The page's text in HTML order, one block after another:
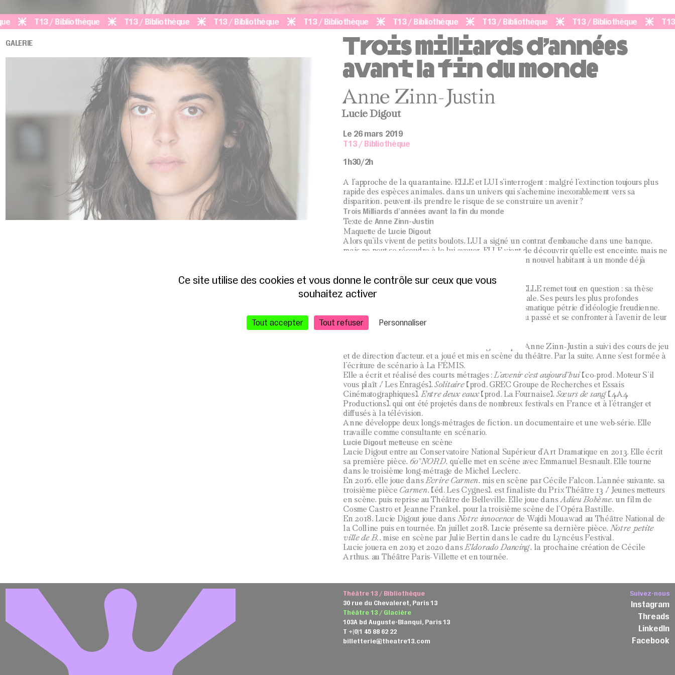
T13 / Bibliothèque T13 / Bibliothèque T13 / Bibliothèque T13 / Bibliothèque T13 / Bibliothèque T13 / Bibliothèque T13 / Bibliothèque T13 /
Trois milliards d’années
avant la fin du monde
Anne Zinn-Justin
Lucie Digout
Le 26 mars 2019
T13 / Bibliothèque
1h30/2h
A l’approche de la quarantaine, ELLE et LUI s’interrogent : malgré l’extinction toujours plus
rapide des espèces animales, dans un univers qui s’achemine inexorablement vers sa
disparition, peuvent-ils prendre le risque de se construire un avenir ?
Trois Milliards d’années avant la fin du monde
Texte de Anne Zinn-Justin
Maquette de Lucie Digout
Alors qu’ils vivent de petits boulots, LUI a signé un contrat d’embauche dans une banque,
mais ne peut se résoudre à le lui avouer. ELLE vient de découvrir qu’elle est enceinte, mais ne
lui dit rien : tous deux jugent irresponsable d’ajouter un nouvel habitant à un monde déjà
Tandis qu’il s’absente de plus en plus fréquemment, ELLE remet tout en question : sa thèse
abandonnée sur le destin de l’univers, son utilité́ sociale. Ses peurs les plus profondes
s’incarnent lorsque surgit sa MÈRE, apparition fantasmatique pétrie d’idéologie freudienne.
Ensemble, ils devront se débarrasser des fantômes du passé et se confronter à l’avenir de leur
couple…
Tout en travaillant dans la recherche en génétique, Anne Zinn-Justin a suivi des cours de jeu
et de direction d’acteur, et a joué et mis en scène du théâtre. Par la suite, Anne s’est formée à
l’écriture de scénario à La FÉMIS.
Elle a écrit et réalisé des courts métrages :L’avenir c’est aujourd’hui (co-prod. Moteur S’il
vous plaît / Les Enragés),Solitaire (prod. GREC Groupe de Recherches et Essais
Cinématographiques), Entre deux eaux(prod. La Fournaise), Sœurs de sang(4A4
Productions), qui ont été projetés dans de nombreux festivals en France et à l’étranger et
diffusés à la télévision.
Anne développe deux longs-métrages de fiction, un documentaire et une web-série. Elle
travaille comme consultante en scénario.
Lucie Digout metteuse en scène
Lucie Digout entre au Conservatoire National Supérieur d’Art Dramatique en 2013. Elle écrit
sa première pièce, 60°NORD, qu’elle met en scène avec Emmanuel Besnault. Elle tourne
dans le troisième long-métrage de Michel Leclerc.
En 2016, elle joue dansEcrire Carmen, mis en scène par Cécile Falcon. L’année suivante, sa
troisième pièce Carmen, (éd. Les Cygnes), est finaliste du Prix Théâtre 13 / Jeunes metteurs
en scène, puis reprise au Théâtre de Belleville. Elle joue dansAdieu Bohème, un film de
Cosme Castro et Jeanne Frankel, pour la troisième scène de l’Opéra Bastille.
En 2018, Lucie Digout joue dansNotre innocence de Wajdi Mouawad au Théâtre National de
la Colline puis en tournée. En juillet 2018, Lucie présente sa dernière pièce,Notre petite
ville de B., mise en scène par Julie Bertin dans le cadre du Lyncéus Festival.
Lucie jouera en 2019 et 2020 dansEldorado Dancing, la prochaine création de Cécile
Arthus, au Théâtre Paris-Villette et en tournée.
GALERIE
Théâtre 13 / Bibliothèque
30 rue du Chevaleret, Paris 13
Théâtre 13 / Glacière
103A bd Auguste-Blanqui, Paris 13
T +(0)1 45 88 62 22
billetterie@theatre13.com
Suivez-nous
Instagram
Threads
LinkedIn
Facebook
Ce site utilise des cookies et vous donne le contrôle sur ceux que vous
souhaitez activer
Tout accepter Tout refuser Personnaliser